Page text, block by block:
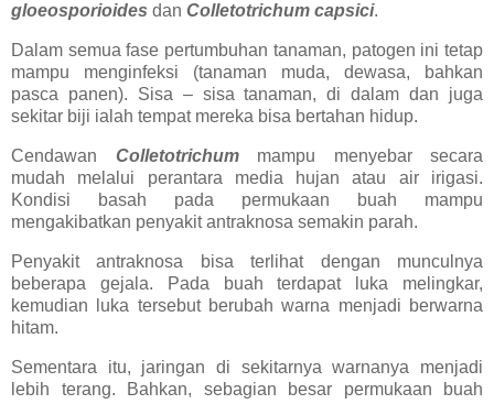
gloeosporioides dan Colletotrichum capsici.
Dalam semua fase pertumbuhan tanaman, patogen ini tetap
mampu menginfeksi (tanaman muda, dewasa, bahkan
pasca panen). Sisa – sisa tanaman, di dalam dan juga
sekitar biji ialah tempat mereka bisa bertahan hidup.
Cendawan Colletotrichummampu menyebar secara
mudah melalui perantara media hujan atau air irigasi.
Kondisi basah pada permukaan buah mampu
mengakibatkan penyakit antraknosa semakin parah.
Penyakit antraknosa bisa terlihat dengan munculnya
beberapa gejala. Pada buah terdapat luka melingkar,
kemudian luka tersebut berubah warna menjadi berwarna
hitam.
Sementara itu, jaringan di sekitarnya warnanya menjadi
lebih terang. Bahkan, sebagian besar permukaan buah